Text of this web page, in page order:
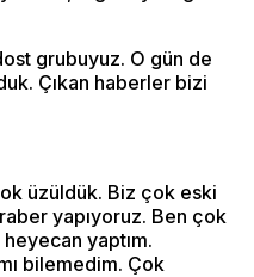
grubuyuz. O gün de
Çıkan haberler bizi
üzüldük. Biz çok eski
yapıyoruz. Ben çok
yaptım.
bilemedim. Çok